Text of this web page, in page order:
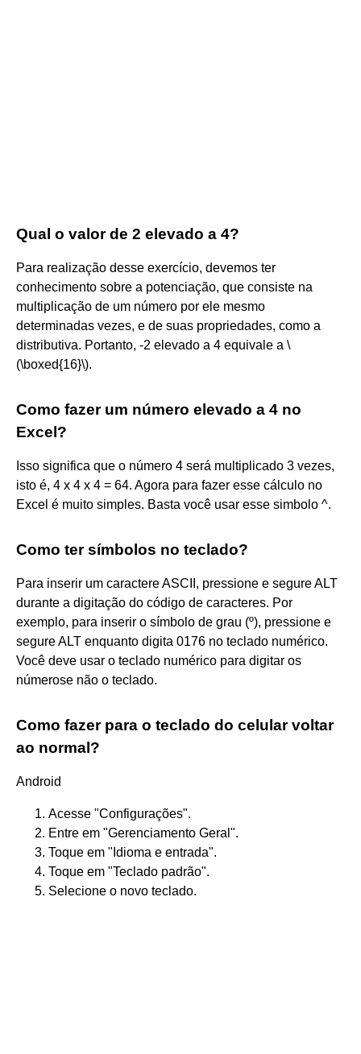
Qual o valor de 2 elevado a 4?
Para realização desse exercício, devemos ter
conhecimento sobre a potenciação, que consiste na
multiplicação de um número por ele mesmo
determinadas vezes, e de suas propriedades, como a
distributiva. Portanto, -2 elevado a 4 equivale a \
(\boxed{16}\).
Como fazer um número elevado a 4 no
Excel?
Isso significa que o número 4 será multiplicado 3 vezes,
isto é, 4 x 4 x 4 = 64. Agora para fazer esse cálculo no
Excel é muito simples. Basta você usar esse simbolo ^.
Como ter símbolos no teclado?
Para inserir um caractere ASCII, pressione e segure ALT
durante a digitação do código de caracteres. Por
exemplo, para inserir o símbolo de grau (º), pressione e
segure ALT enquanto digita 0176 no teclado numérico.
Você deve usar o teclado numérico para digitar os
númerose não o teclado.
Como fazer para o teclado do celular voltar
ao normal?
Android
Acesse "Configurações".
Entre em "Gerenciamento Geral".
Toque em "Idioma e entrada".
Toque em "Teclado padrão".
Selecione o novo teclado.